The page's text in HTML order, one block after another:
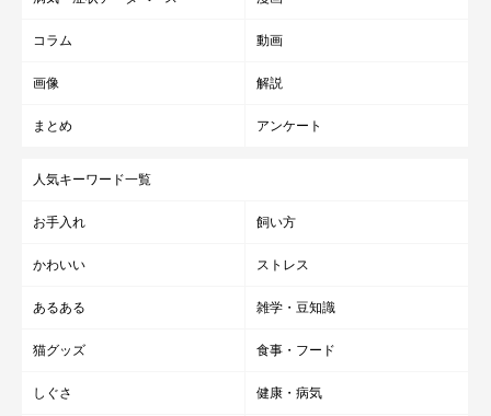
↑箱ならぬカゴ入りブリ丸
WEBサイトやパンフレット、展示会用のパネルなど、至るところ
コラム 動画
画像 解説
まとめ アンケート
人気キーワード一覧
お手入れ 飼い方
かわいい ストレス
あるある 雑学・豆知識
猫グッズ 食事・フード
しぐさ 健康・病気